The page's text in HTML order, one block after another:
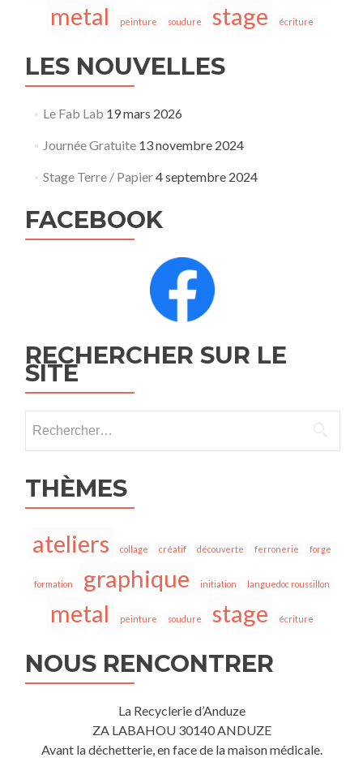
metal peinture soudure stage écriture
LES NOUVELLES
Le Fab Lab 19 mars 2026
Journée Gratuite 13 novembre 2024
Stage Terre / Papier4 septembre 2024
FACEBOOK
RECHERCHER SUR LE
SITE
THÈMES
ateliers
collage créatif découverte ferronerie forge
formation graphique initiation languedoc roussillon
metal peinture soudure stage écriture
NOUS RENCONTRER
La Recyclerie d’Anduze
ZA LABAHOU 30140 ANDUZE
Avant la déchetterie, en face de la maison médicale.